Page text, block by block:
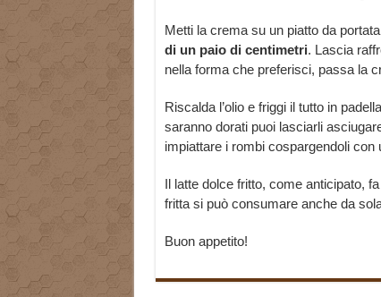
Metti la crema su un piatto da
di un paio di centimetri. Lascia
nella forma che preferisci, passa la
Riscalda l’olio e friggi il tutto in
saranno dorati puoi lasciarli
impiattare i rombi cospargendoli con
Il latte dolce fritto, come anticipato,
fritta si può consumare anche da
Buon appetito!